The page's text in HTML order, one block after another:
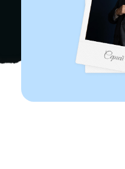
69 899
от 3 883
ЗАПИСАТЬСЯ НА